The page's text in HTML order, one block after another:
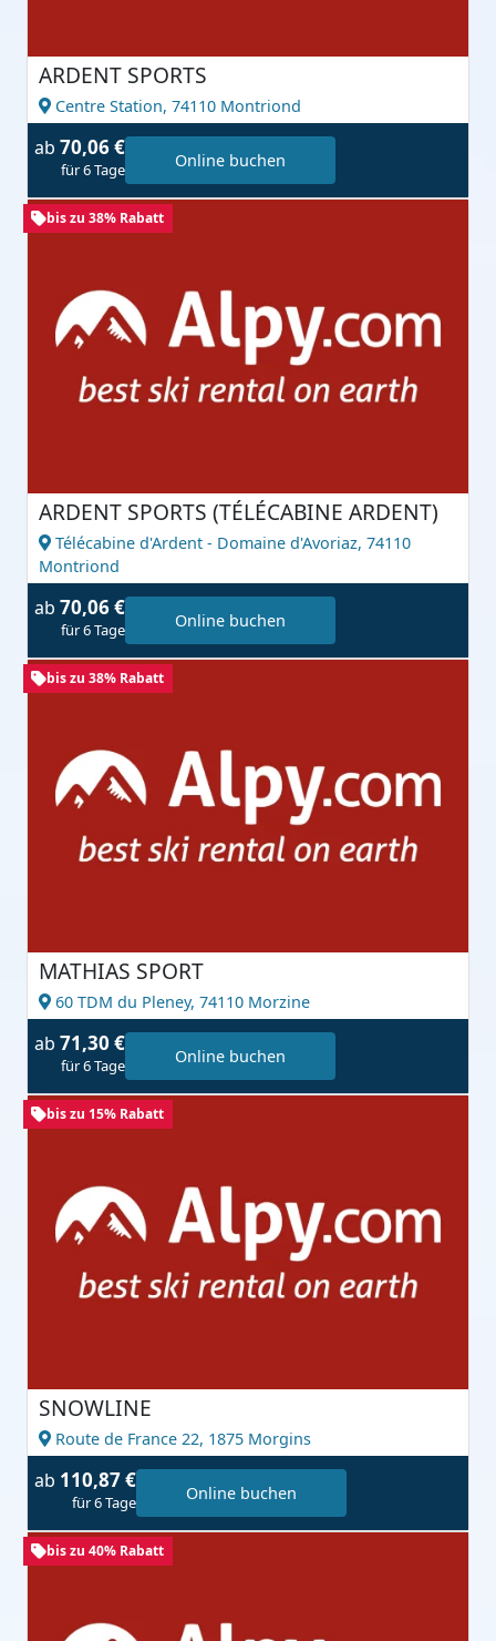
ARDENT SPORTS
Centre Station, 74110 Montriond
ab 70,06 €
für 6 Tage Online buchen
bis zu 38% Rabatt
ARDENT SPORTS (TÉLÉCABINE ARDENT)
Télécabine d'Ardent - Domaine d'Avoriaz, 74110
Montriond
ab 70,06 €
für 6 Tage Online buchen
bis zu 38% Rabatt
MATHIAS SPORT
60 TDM du Pleney, 74110 Morzine
ab 71,30 €
für 6 Tage Online buchen
bis zu 15% Rabatt
SNOWLINE
Route de France 22, 1875 Morgins
ab 110,87 €
für 6 Tage Online buchen
bis zu 40% Rabatt